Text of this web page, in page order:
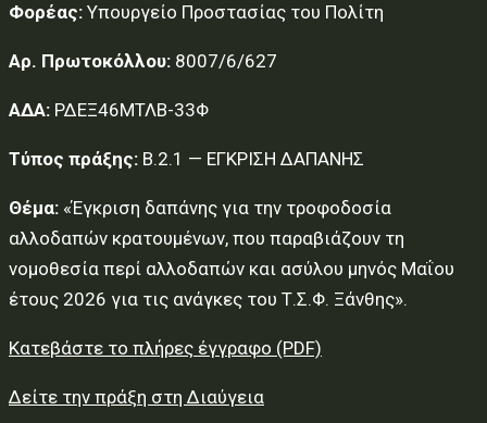
Φορέας: Υπουργείο Προστασίας του Πολίτη
Αρ. Πρωτοκόλλου: 8007/6/627
ΑΔΑ: ΡΔΕΞ46ΜΤΛΒ-33Φ
Τύπος πράξης: Β.2.1 — ΕΓΚΡΙΣΗ ΔΑΠΑΝΗΣ
Θέμα: «Έγκριση δαπάνης για την τροφοδοσία
αλλοδαπών κρατουμένων, που παραβιάζουν τη
νομοθεσία περί αλλοδαπών και ασύλου μηνός Μαΐου
έτους 2026 για τις ανάγκες του Τ.Σ.Φ. Ξάνθης».
Κατεβάστε το πλήρες έγγραφο (PDF)
Δείτε την πράξη στη Διαύγεια